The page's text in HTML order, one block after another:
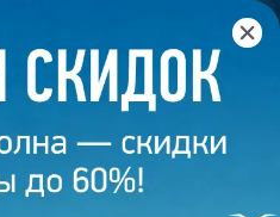
184 – Дарья